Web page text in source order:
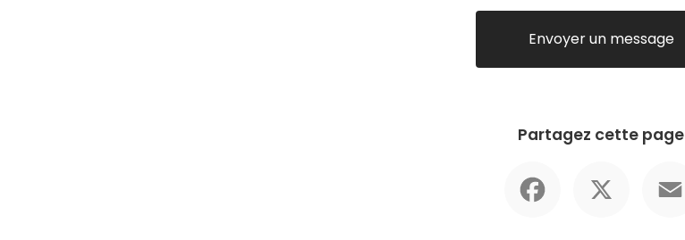
Envoyer un message
Partagez cette page